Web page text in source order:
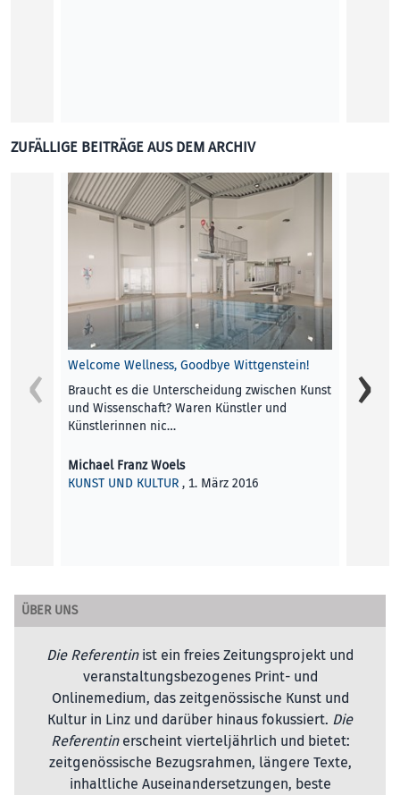
ZUFÄLLIGE BEITRÄGE AUS DEM ARCHIV
Welcome Wellness, Goodbye Wittgenstein!
Braucht es die Unterscheidung zwischen Kunst
und Wissenschaft? Waren Künstler und
Künstlerinnen nic…
Michael Franz Woels
KUNST UND KULTUR , 1. März 2016
red
ÜBER UNS
Die Referentinist ein freies Zeitungsprojekt und
veranstaltungsbezogenes Print- und
Onlinemedium, das zeitgenössische Kunst und
Kultur in Linz und darüber hinaus fokussiert. Die
Referentinerscheint vierteljährlich und bietet:
zeitgenössische Bezugsrahmen, längere Texte,
inhaltliche Auseinandersetzungen, beste